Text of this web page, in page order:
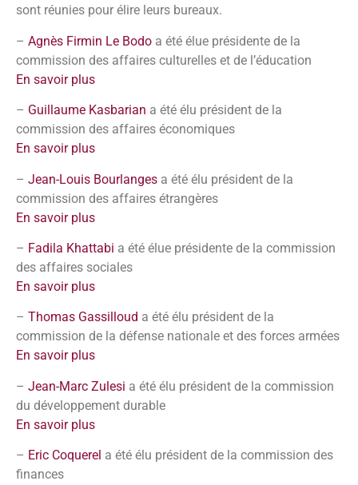
sont réunies pour élire leurs bureaux.
– Agnès Firmin Le Bodo a été élue présidente de la
commission des affaires culturelles et de l’éducation
En savoir plus
– Guillaume Kasbarian a été élu président de la
commission des affaires économiques
En savoir plus
– Jean-Louis Bourlanges a été élu président de la
commission des affaires étrangères
En savoir plus
– Fadila Khattabi a été élue présidente de la commission
des affaires sociales
En savoir plus
– Thomas Gassilloud a été élu président de la
commission de la défense nationale et des forces armées
En savoir plus
– Jean-Marc Zulesi a été élu président de la commission
du développement durable
En savoir plus
– Eric Coquerel a été élu président de la commission des
finances